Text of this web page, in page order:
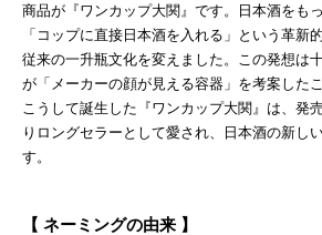
商品が『ワンカップ大関』です。日本酒をも
「コップに直接日本酒を入れる」という革新
従来の一升瓶文化を変えました。この発想は
が「メーカーの顔が見える容器」を考案した
こうして誕生した『ワンカップ大関』は、発
りロングセラーとして愛され、日本酒の新し
す。
【 ネーミングの由来 】